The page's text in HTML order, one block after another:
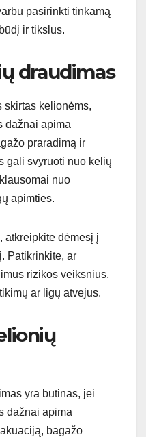
pasirinkti tinkamą
ir tikslus.
draudimas
kelionėms,
dažnai apima
praradimą ir
gali svyruoti nuo kelių
nuo
apimties.
atkreipkite dėmesį į
Patikrinkite, ar
rizikos veiksnius,
ar ligų atvejus.
yra būtinas, jei
dažnai apima
bagažo